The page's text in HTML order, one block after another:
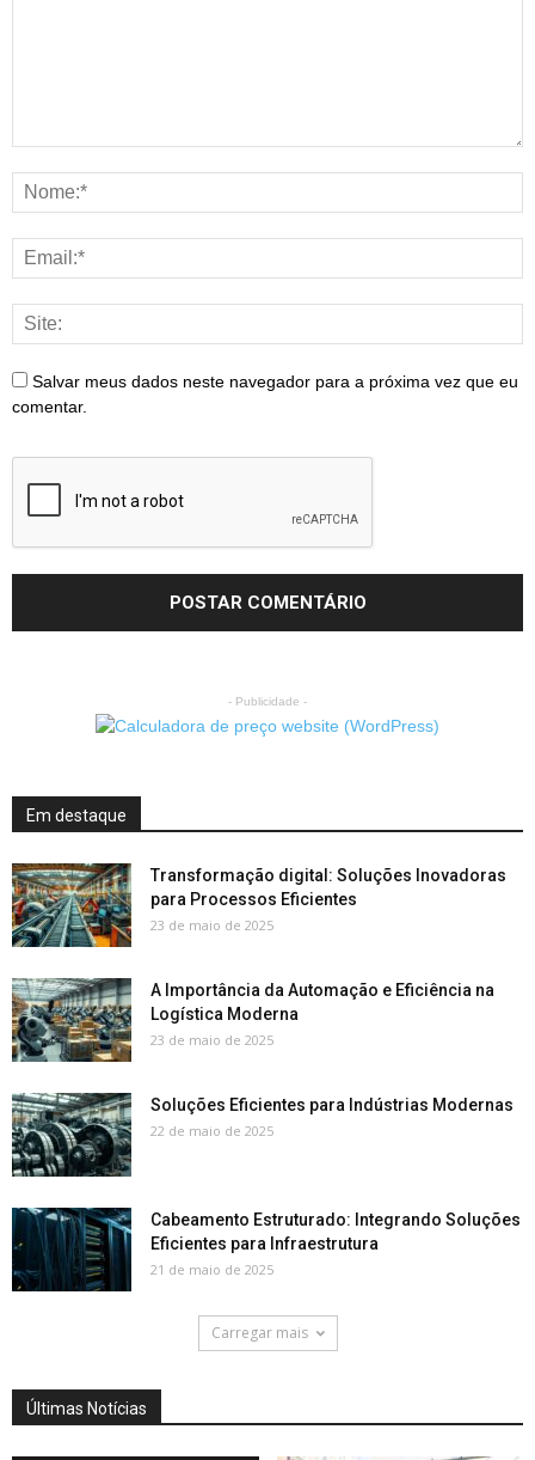
Salvar meus dados neste navegador para a próxima vez que eu
comentar.
- Publicidade -
Em destaque
Transformação digital: Soluções Inovadoras
para Processos Eficientes
23 de maio de 2025
A Importância da Automação e Eficiência na
Logística Moderna
23 de maio de 2025
Soluções Eficientes para Indústrias Modernas
22 de maio de 2025
Cabeamento Estruturado: Integrando Soluções
Eficientes para Infraestrutura
21 de maio de 2025
Carregar mais
Últimas Notícias